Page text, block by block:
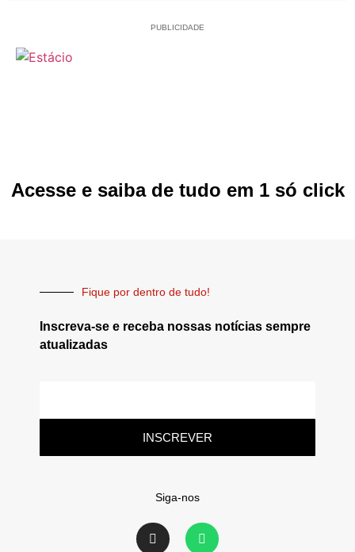
PUBLICIDADE
Acesse e saiba de tudo em 1 só click
Fique por dentro de tudo!
Inscreva-se e receba nossas notícias sempre
atualizadas
INSCREVER
Siga-nos